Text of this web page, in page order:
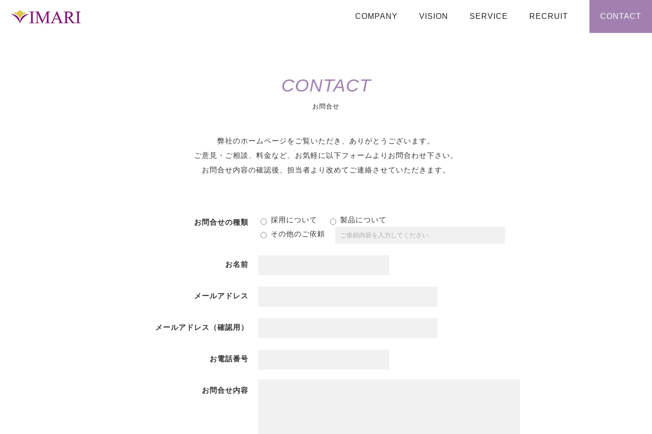
COMPANY VISION SERVICE RECRUIT CONTACT
CONTACT
お問合せ
弊社のホームページをご覧いただき、ありがとうございます。
ご意見・ご相談、料金など、お気軽に以下フォームよりお問合わせ下さい。
お問合せ内容の確認後、担当者より改めてご連絡させていただきます。
お問合せの種類 採用について
製品について
その他のご依頼
お名前
メールアドレス
メールアドレス（確認用）
お電話番号
お問合せ内容